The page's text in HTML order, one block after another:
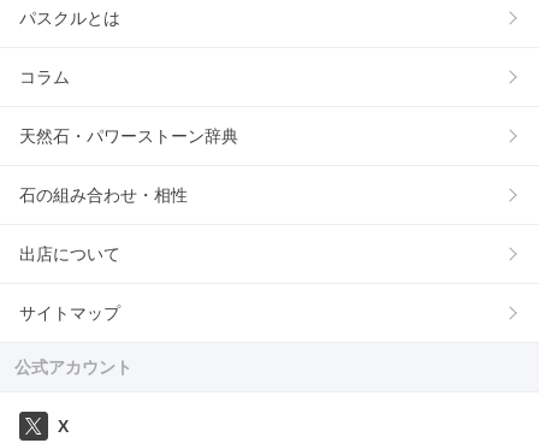
パスクルとは
コラム
天然石・パワーストーン辞典
石の組み合わせ・相性
出店について
サイトマップ
公式アカウント
X